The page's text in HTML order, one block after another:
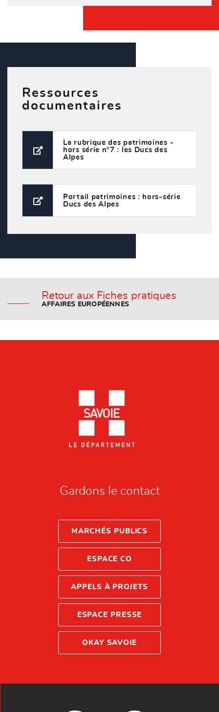
Ressources
documentaires
La rubrique des patrimoines -
hors série n°7 : les Ducs des
Alpes
Portail patrimoines : hors-série
Ducs des Alpes
Retour aux Fiches pratiques
AFFAIRES EUROPÉENNES
Gardons le contact
MARCHÉS PUBLICS
ESPACE CO
APPELS À PROJETS
ESPACE PRESSE
OKAY SAVOIE